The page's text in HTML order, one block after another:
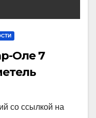
Оле 7
со ссылкой на